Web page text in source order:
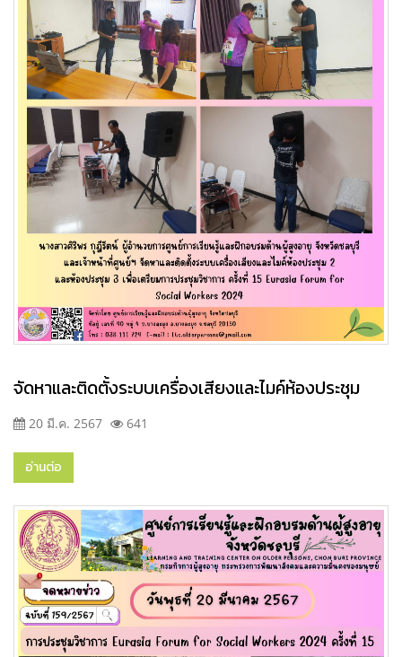
จัดหาและติดตั้งระบบเครื่องเสียงและไมค์ห้องประชุม
20 มี.ค. 2567 641
อ่านต่อ